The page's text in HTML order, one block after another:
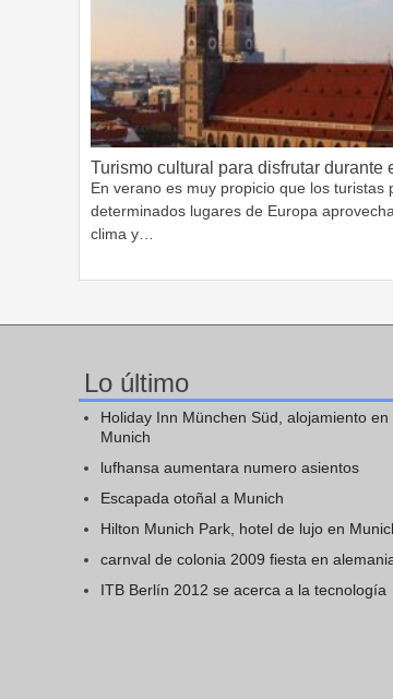
Turismo cultural para disfrutar durante
En verano es muy propicio que los turistas
determinados lugares de Europa
clima y…
Lo último
Holiday Inn München Süd, alojamiento en
Munich
lufhansa aumentara numero asientos
Escapada otoñal a Munich
Hilton Munich Park, hotel de lujo en
carnval de colonia 2009 fiesta en
ITB Berlín 2012 se acerca a la tecnología